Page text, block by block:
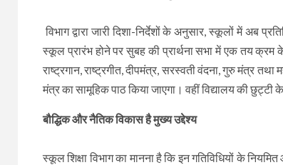
विभाग द्वारा जारी दिशा-निर्देशों के अनुसार, स्कूलों में अब
स्कूल प्रारंभ होने पर सुबह की प्रार्थना सभा में एक तय क्रम के
राष्ट्रगान, राष्ट्रगीत, दीपमंत्र, सरस्वती वंदना, गुरु मंत्र तथा
मंत्र का सामूहिक पाठ किया जाएगा। वहीं विद्यालय की
बौद्धिक और नैतिक विकास है मुख्य उद्देश्य
स्कूल शिक्षा विभाग का मानना है कि इन गतिविधियों के